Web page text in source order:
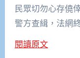
民眾切勿心存僥
警方查緝，法網
閱讀原文